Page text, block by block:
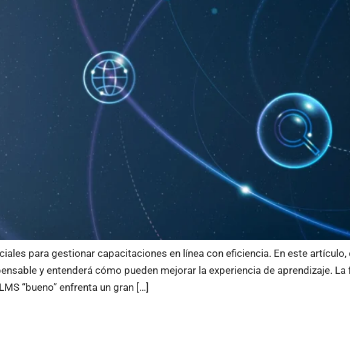
para gestionar capacitaciones en línea con eficiencia. En este
y entenderá cómo pueden mejorar la experiencia de aprendizaje.
“bueno” enfrenta un gran […]